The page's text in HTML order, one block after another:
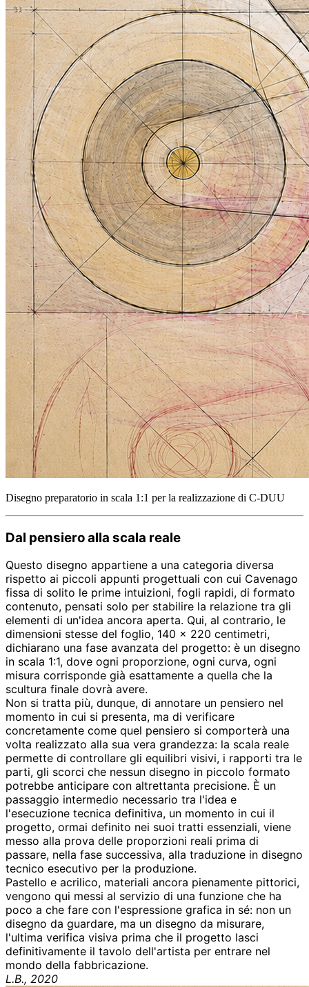
Disegno preparatorio in scala 1:1 per la realizzazione di C-DUU
Dal pensiero alla scala reale
Questo disegno appartiene a una categoria diversa
rispetto ai piccoli appunti progettuali con cui Cavenago
fissa di solito le prime intuizioni, fogli rapidi, di formato
contenuto, pensati solo per stabilire la relazione tra gli
elementi di un'idea ancora aperta. Qui, al contrario, le
dimensioni stesse del foglio, 140 × 220 centimetri,
dichiarano una fase avanzata del progetto: è un disegno
in scala 1:1, dove ogni proporzione, ogni curva, ogni
misura corrisponde già esattamente a quella che la
scultura finale dovrà avere.
Non si tratta più, dunque, di annotare un pensiero nel
momento in cui si presenta, ma di verificare
concretamente come quel pensiero si comporterà una
volta realizzato alla sua vera grandezza: la scala reale
permette di controllare gli equilibri visivi, i rapporti tra le
parti, gli scorci che nessun disegno in piccolo formato
potrebbe anticipare con altrettanta precisione. È un
passaggio intermedio necessario tra l'idea e
l'esecuzione tecnica definitiva, un momento in cui il
progetto, ormai definito nei suoi tratti essenziali, viene
messo alla prova delle proporzioni reali prima di
passare, nella fase successiva, alla traduzione in disegno
tecnico esecutivo per la produzione.
Pastello e acrilico, materiali ancora pienamente pittorici,
vengono qui messi al servizio di una funzione che ha
poco a che fare con l'espressione grafica in sé: non un
disegno da guardare, ma un disegno da misurare,
l'ultima verifica visiva prima che il progetto lasci
definitivamente il tavolo dell'artista per entrare nel
mondo della fabbricazione.
L.B., 2020